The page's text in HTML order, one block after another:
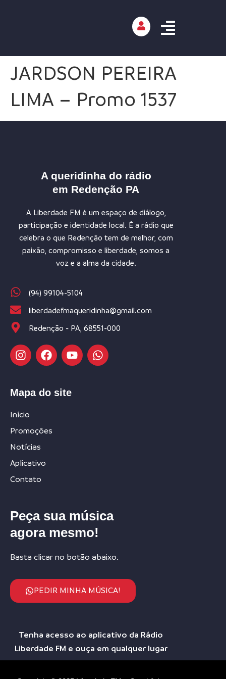
JARDSON PEREIRA
LIMA – Promo 1537
A queridinha do rádio
em Redenção PA
A Liberdade FM é um espaço de diálogo,
participação e identidade local. É a rádio que
celebra o que Redenção tem de melhor, com
paixão, compromisso e liberdade, somos a
voz e a alma da cidade.
(94) 99104-5104
liberdadefmaqueridinha@gmail.com
Redenção - PA, 68551-000
Mapa do site
Início
Promoções
Notícias
Aplicativo
Contato
Peça sua música
agora mesmo!
Basta clicar no botão abaixo.
PEDIR MINHA MÚSICA!
Tenha acesso ao aplicativo da Rádio
Liberdade FM e ouça em qualquer lugar